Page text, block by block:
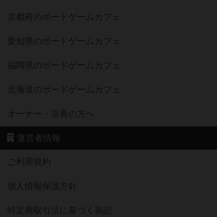
京都府のボードゲームカフェ
愛知県のボードゲームカフェ
福岡県のボードゲームカフェ
北海道のボードゲームカフェ
オーナー・店長の方へ
運営者情報
ご利用規約
個人情報保護方針
特定商取引法に基づく表記